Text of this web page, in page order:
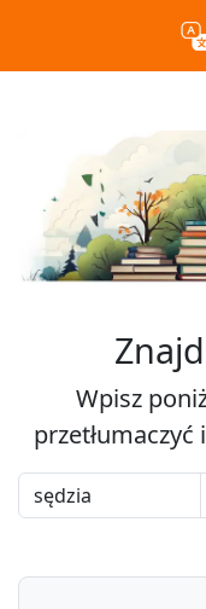
Wpisz
przetłumaczyć